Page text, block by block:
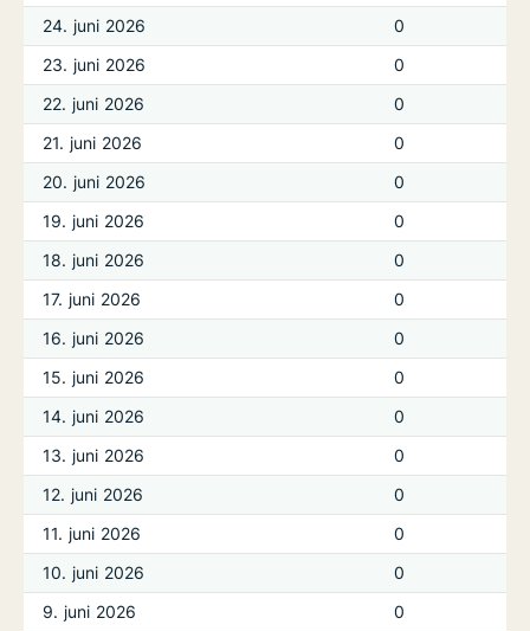
24. juni 2026
0
23. juni 2026
0
22. juni 2026
0
21. juni 2026
0
20. juni 2026
0
19. juni 2026
0
18. juni 2026
0
17. juni 2026
0
16. juni 2026
0
15. juni 2026
0
14. juni 2026
0
13. juni 2026
0
12. juni 2026
0
11. juni 2026
0
10. juni 2026
0
9. juni 2026
0